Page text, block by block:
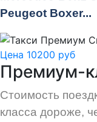
Peugeot Boxer...
Цена 10200 руб
Премиум-
Стоимость
класса дороже,